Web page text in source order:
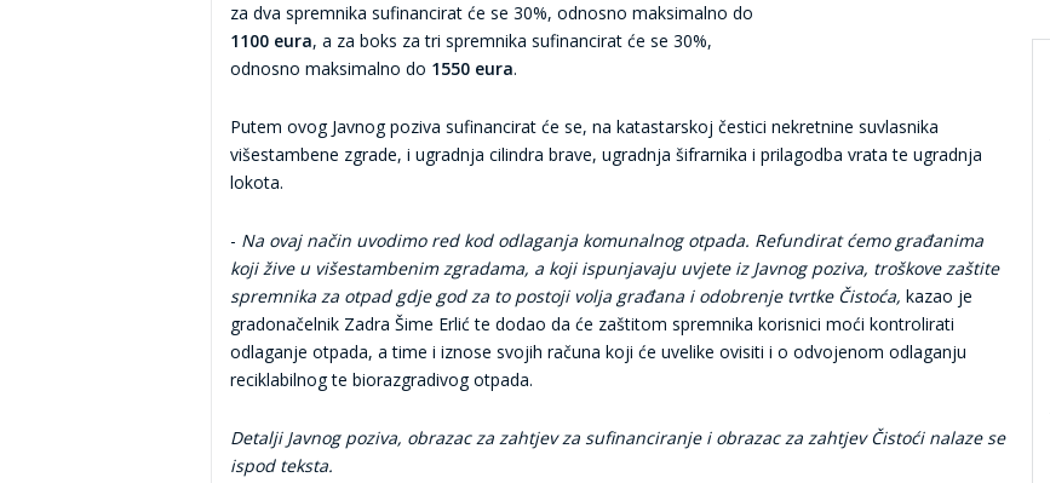
za dva spremnika sufinancirat će se 30%, odnosno maksimalno do
1100 eura, a za boks za tri spremnika sufinancirat će se 30%,
odnosno maksimalno do 1550 eura.
Putem ovog Javnog poziva sufinancirat će se, na katastarskoj čestici nekretnine suvlasnika
višestambene zgrade, i ugradnja cilindra brave, ugradnja šifrarnika i prilagodba vrata te ugradnja
lokota.
- Na ovaj način uvodimo red kod odlaganja komunalnog otpada. Refundirat ćemo građanima
koji žive u višestambenim zgradama, a koji ispunjavaju uvjete iz Javnog poziva, troškove zaštite
spremnika za otpad gdje god za to postoji volja građana i odobrenje tvrtke Čistoća, kazao je
gradonačelnik Zadra Šime Erlić te dodao da će zaštitom spremnika korisnici moći kontrolirati
odlaganje otpada, a time i iznose svojih računa koji će uvelike ovisiti i o odvojenom odlaganju
reciklabilnog te biorazgradivog otpada.
Detalji Javnog poziva, obrazac za zahtjev za sufinanciranje i obrazac za zahtjev Čistoći nalaze se
ispod teksta.